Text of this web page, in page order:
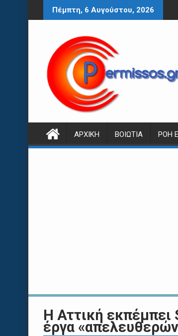
Περάστε
στο
Πέμπτη, 6 Αυγούστου, 2026
ΑΡΧΙΚΉ ΒΟΙΩΤΊΑ ΡΟΉ
Η Αττική εκπέμπει
έργα